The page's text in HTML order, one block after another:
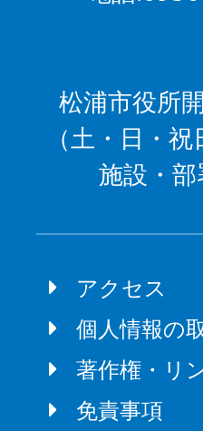
松浦市役所
（土・日・
施設・
アクセス
個人情報の
著作権・リ
免責事項